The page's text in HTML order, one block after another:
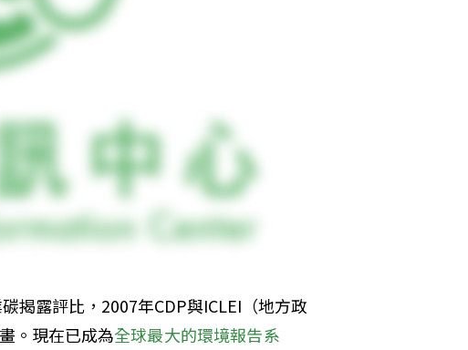
揭露評比，2007年CDP與ICLEI（地方政
。現在已成為全球最大的環境報告系